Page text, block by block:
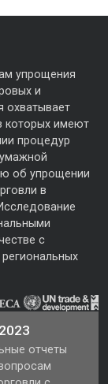
упрощения
и
охватывает
которых имеют
процедур
об упрощении
в
с
отчеты